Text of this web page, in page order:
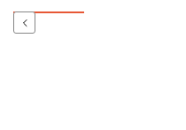
Previous